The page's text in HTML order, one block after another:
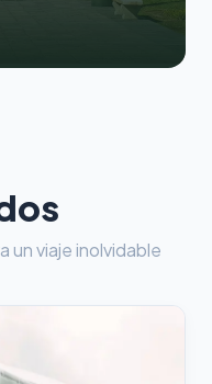
un viaje inolvidable